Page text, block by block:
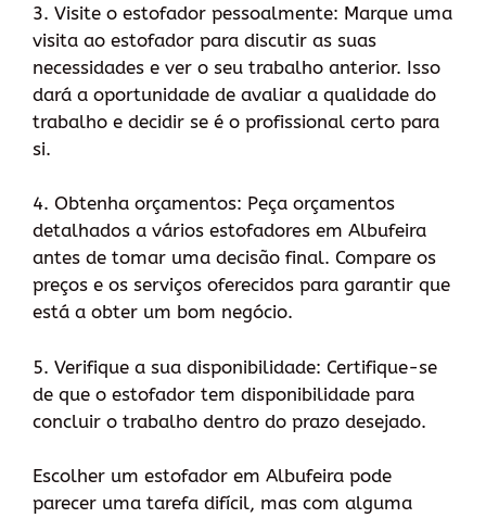
3. Visite o estofador pessoalmente: Marque uma
visita ao estofador para discutir as suas
necessidades e ver o seu trabalho anterior. Isso
dará a oportunidade de avaliar a qualidade do
trabalho e decidir se é o profissional certo para
si.
4. Obtenha orçamentos: Peça orçamentos
detalhados a vários estofadores em Albufeira
antes de tomar uma decisão final. Compare os
preços e os serviços oferecidos para garantir que
está a obter um bom negócio.
5. Verifique a sua disponibilidade: Certifique-se
de que o estofador tem disponibilidade para
concluir o trabalho dentro do prazo desejado.
Escolher um estofador em Albufeira pode
parecer uma tarefa difícil, mas com alguma